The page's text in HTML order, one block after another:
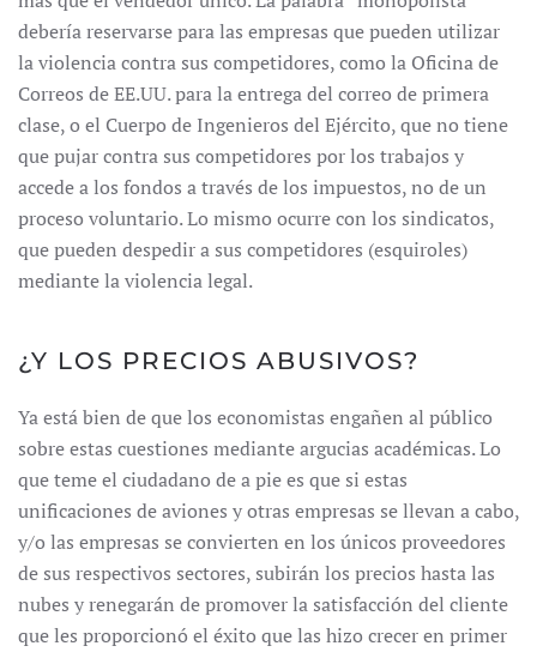
debería reservarse para las empresas que pueden utilizar
la violencia contra sus competidores, como la Oficina de
Correos de EE.UU. para la entrega del correo de primera
clase, o el Cuerpo de Ingenieros del Ejército, que no tiene
que pujar contra sus competidores por los trabajos y
accede a los fondos a través de los impuestos, no de un
proceso voluntario. Lo mismo ocurre con los sindicatos,
que pueden despedir a sus competidores (esquiroles)
mediante la violencia legal.
¿Y LOS PRECIOS ABUSIVOS?
Ya está bien de que los economistas engañen al público
sobre estas cuestiones mediante argucias académicas. Lo
que teme el ciudadano de a pie es que si estas
unificaciones de aviones y otras empresas se llevan a cabo,
y/o las empresas se convierten en los únicos proveedores
de sus respectivos sectores, subirán los precios hasta las
nubes y renegarán de promover la satisfacción del cliente
que les proporcionó el éxito que las hizo crecer en primer